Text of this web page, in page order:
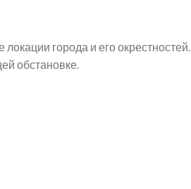
города и его окрестностей.
обстановке.